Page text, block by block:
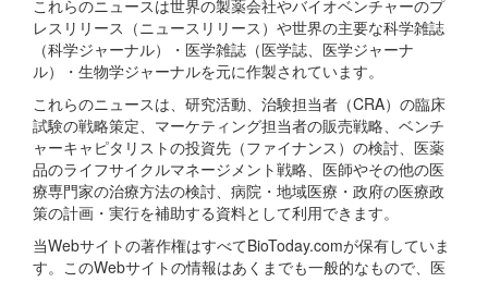
これらのニュースは世界の製薬会社やバイオベンチャーのプ
レスリリース（ニュースリリース）や世界の主要な科学雑誌
（科学ジャーナル）・医学雑誌（医学誌、医学ジャーナ
ル）・生物学ジャーナルを元に作製されています。
これらのニュースは、研究活動、治験担当者（CRA）の臨床
試験の戦略策定、マーケティング担当者の販売戦略、ベンチ
ャーキャピタリストの投資先（ファイナンス）の検討、医薬
品のライフサイクルマネージメント戦略、医師やその他の医
療専門家の治療方法の検討、病院・地域医療・政府の医療政
策の計画・実行を補助する資料として利用できます。
当Webサイトの著作権はすべてBioToday.comが保有していま
す。このWebサイトの情報はあくまでも一般的なもので、医